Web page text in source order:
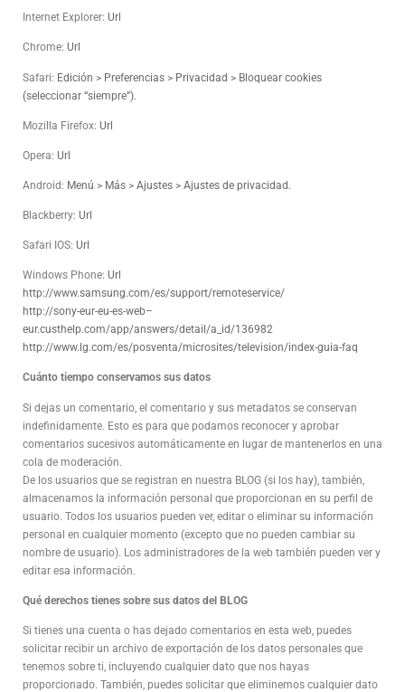
Internet Explorer: Url
Chrome: Url
Safari: Edición > Preferencias > Privacidad > Bloquear cookies
(seleccionar “siempre”).
Mozilla Firefox: Url
Opera: Url
Android: Menú > Más > Ajustes > Ajustes de privacidad.
Blackberry: Url
Safari IOS: Url
Windows Phone: Url
http://www.samsung.com/es/support/remoteservice/
http://sony-eur-eu-es-web–
eur.custhelp.com/app/answers/detail/a_id/136982
http://www.lg.com/es/posventa/microsites/television/index-guia-faq
Cuánto tiempo conservamos sus datos
Si dejas un comentario, el comentario y sus metadatos se conservan
indefinidamente. Esto es para que podamos reconocer y aprobar
comentarios sucesivos automáticamente en lugar de mantenerlos en una
cola de moderación.
De los usuarios que se registran en nuestra BLOG (si los hay), también,
almacenamos la información personal que proporcionan en su perfil de
usuario. Todos los usuarios pueden ver, editar o eliminar su información
personal en cualquier momento (excepto que no pueden cambiar su
nombre de usuario). Los administradores de la web también pueden ver y
editar esa información.
Qué derechos tienes sobre sus datos del BLOG
Si tienes una cuenta o has dejado comentarios en esta web, puedes
solicitar recibir un archivo de exportación de los datos personales que
tenemos sobre ti, incluyendo cualquier dato que nos hayas
proporcionado. También, puedes solicitar que eliminemos cualquier dato